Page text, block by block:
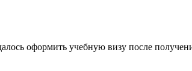
оформить учебную визу после